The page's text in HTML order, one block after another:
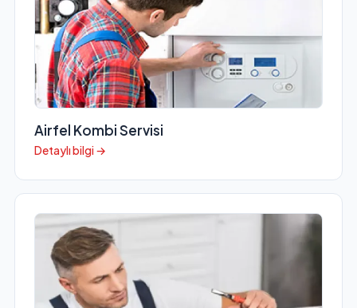
Airfel Kombi Servisi
Detaylı bilgi →